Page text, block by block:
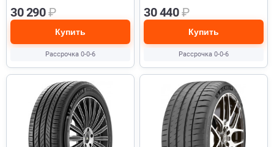
30 290₽
Купить
Рассрочка 0-0-6
30 440₽
Купить
Рассрочка 0-0-6